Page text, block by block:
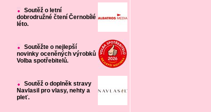
Soutěž o letní
dobrodružné čtení Černobílé
léto.
Soutěžte o nejlepší
novinky oceněných výrobků
Volba spotřebitelů.
Soutěž o doplněk stravy
Navlasil pro vlasy, nehty a
pleť.